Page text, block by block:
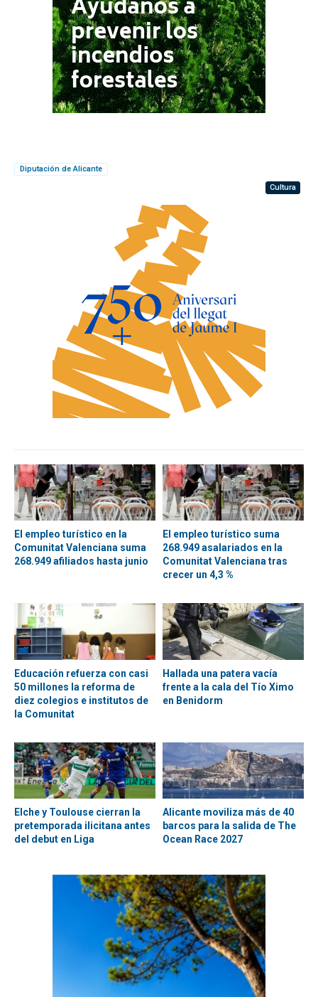
Diputación de Alicante
Cultura
El empleo turístico en la
Comunitat Valenciana suma
268.949 afiliados hasta junio
El empleo turístico suma
268.949 asalariados en la
Comunitat Valenciana tras
crecer un 4,3 %
Educación refuerza con casi
50 millones la reforma de
diez colegios e institutos de
la Comunitat
Hallada una patera vacía
frente a la cala del Tío Ximo
en Benidorm
Elche y Toulouse cierran la
pretemporada ilicitana antes
del debut en Liga
Alicante moviliza más de 40
barcos para la salida de The
Ocean Race 2027